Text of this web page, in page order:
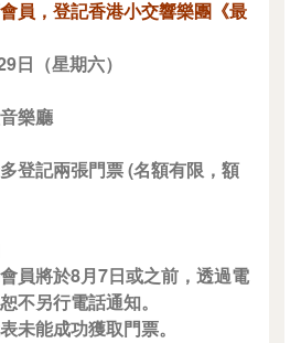
員，登記香港小交響樂團《最
日（星期六）
樂廳
登記兩張門票 (名額有限，額
員將於8月7日或之前，透過電
不另行電話通知。
未能成功獲取門票。